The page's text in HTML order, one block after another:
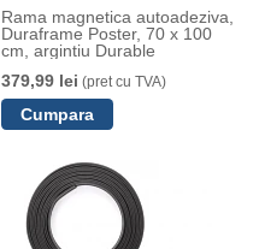
Rama magnetica autoadeziva,
Duraframe Poster, 70 x 100
cm, argintiu Durable
379,99 lei (pret cu TVA)